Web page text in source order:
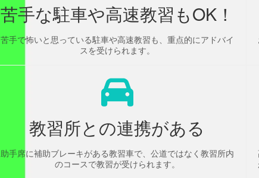
苦手な駐車や高速教習もOK！
苦手で怖いと思っている駐車や高速教習も、重点的にアドバイ
スを受けられます。
教習所との連携がある
助手席に補助ブレーキがある教習車で、公道ではなく教習所内
のコースで教習が受けられます。